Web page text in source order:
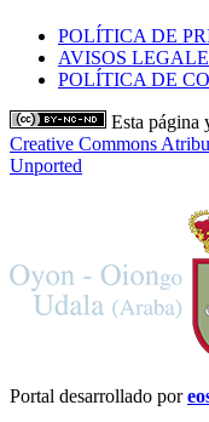
POLÍTICA DE
AVISOS
POLÍTICA DE
Esta página
Creative Commons
Unported
Portal desarrollado por